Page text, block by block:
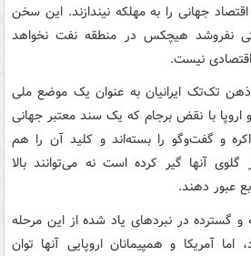
جهانی را به مهلکه نیندازند. این سخن
نفروشد هیچکس در منطقه نفت نخواهد
نیست.
ذهن تک‌تک ایرانیان به عنوان یک موضع ملی
اروپا با نقض برجام که یک سند معتبر جهانی
و گفت‌وگو را بسته‌اند و کلید آن را هم
آنها گیر کرده است نه می‌توانند بالا
عبور دهند.
و گسترده در نبردهای یاد شده از این مرحله
آمریکا و همپیمانان اروپایی آنها توان